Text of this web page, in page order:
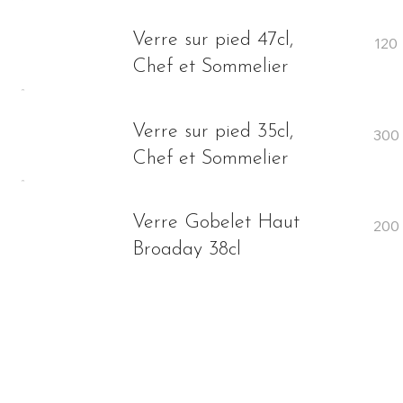
Verre sur pied 47cl,
Chef et Sommelier
Verre sur pied 35cl,
Chef et Sommelier
Verre Gobelet Haut
Broaday 38cl